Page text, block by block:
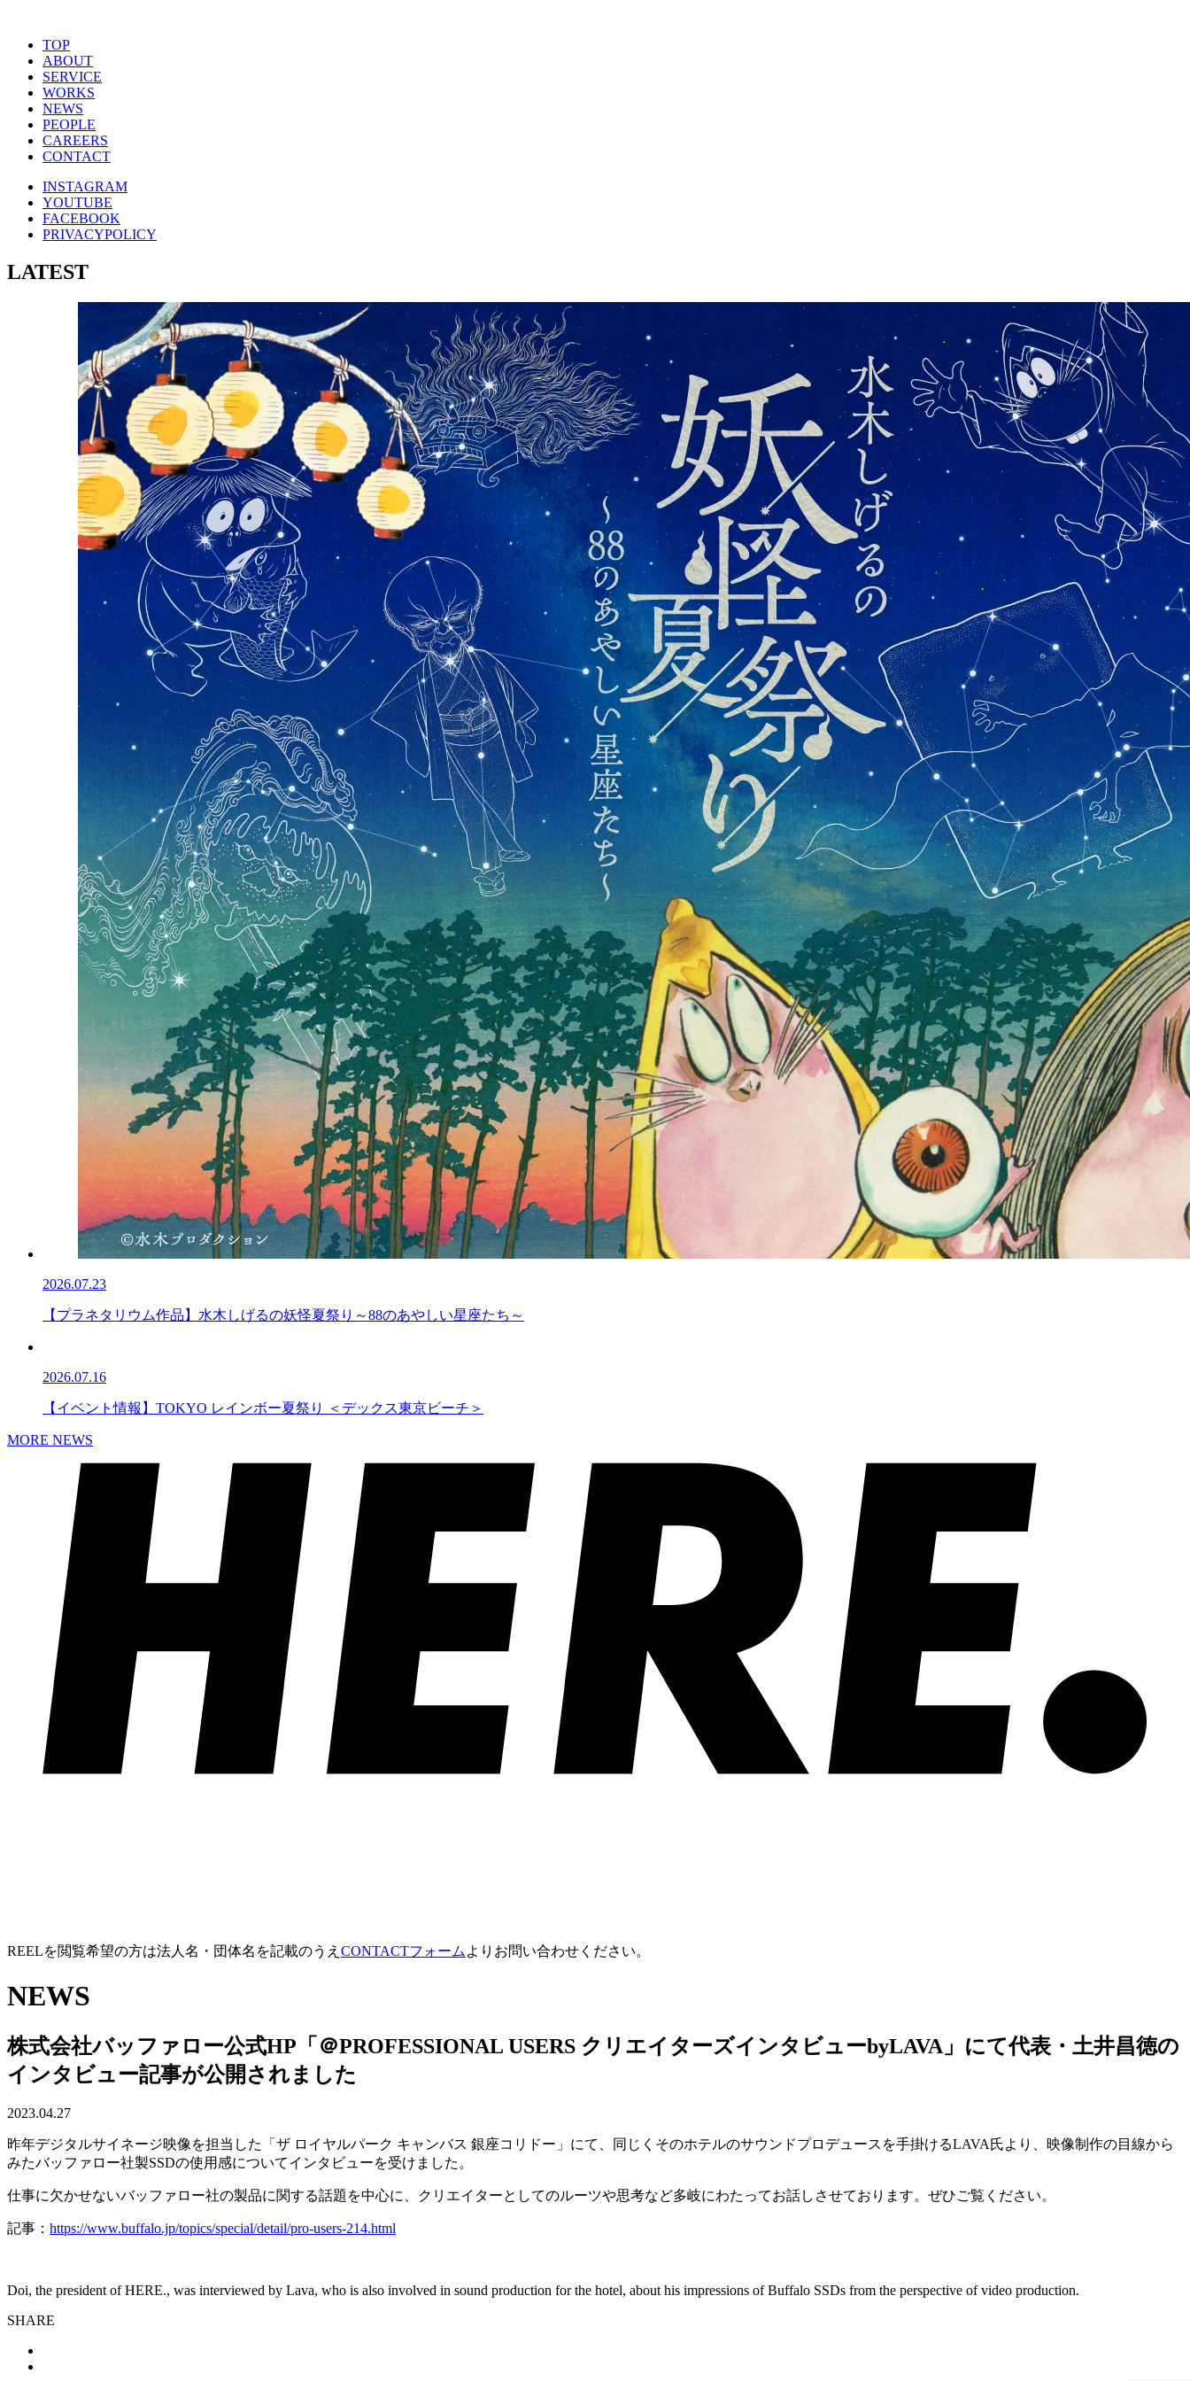
TOP
ABOUT
SERVICE
WORKS
NEWS
PEOPLE
CAREERS
CONTACT
INSTAGRAM
YOUTUBE
FACEBOOK
PRIVACYPOLICY
LATEST
2026.07.23
【プラネタリウム作品】水木しげるの妖怪夏祭り～88のあやしい星座たち～
2026.07.16
【イベント情報】TOKYO レインボー夏祭り ＜デックス東京ビーチ＞
MORE NEWS
REELを閲覧希望の方は法人名・団体名を記載のうえ CONTACTフォーム よりお問い合わせください。
NEWS
株式会社バッファロー公式HP「＠PROFESSIONAL USERS クリエイターズインタビューbyLAVA」にて代表・土井昌徳の
インタビュー記事が公開されました
2023.04.27
昨年デジタルサイネージ映像を担当した「ザ ロイヤルパーク キャンバス 銀座コリドー」にて、同じくそのホテルのサウンドプロデュースを手掛けるLAVA氏より、映像制作の目線から
みたバッファロー社製SSDの使用感についてインタビューを受けました。
仕事に欠かせないバッファロー社の製品に関する話題を中心に、クリエイターとしてのルーツや思考など多岐にわたってお話しさせております。ぜひご覧ください。
記事： https://www.buffalo.jp/topics/special/detail/pro-users-214.html
Doi, the president of HERE., was interviewed by Lava, who is also involved in sound production for the hotel, about his impressions of Buffalo SSDs from the perspective of video production.
SHARE